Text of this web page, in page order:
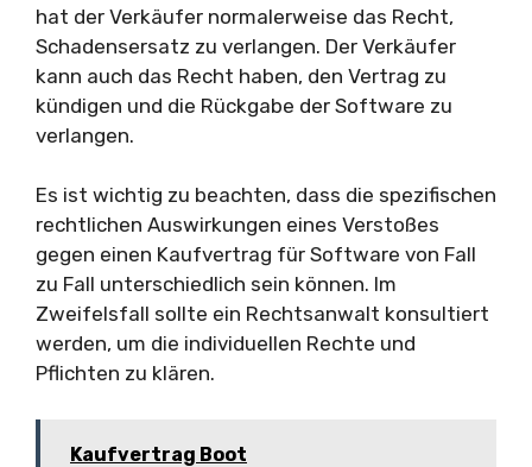
hat der Verkäufer normalerweise das Recht,
Schadensersatz zu verlangen. Der Verkäufer
kann auch das Recht haben, den Vertrag zu
kündigen und die Rückgabe der Software zu
verlangen.
Es ist wichtig zu beachten, dass die spezifischen
rechtlichen Auswirkungen eines Verstoßes
gegen einen Kaufvertrag für Software von Fall
zu Fall unterschiedlich sein können. Im
Zweifelsfall sollte ein Rechtsanwalt konsultiert
werden, um die individuellen Rechte und
Pflichten zu klären.
Kaufvertrag Boot